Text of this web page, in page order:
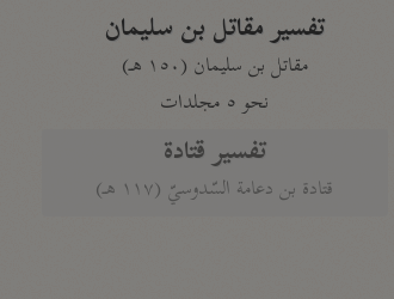
تفسير مقاتل بن سليمان
مقاتل بن سليمان (١٥٠ هـ)
نحو ٥ مجلدات
تفسير قتادة
قتادة بن دعامة السّدوسيّ (١١٧ هـ)